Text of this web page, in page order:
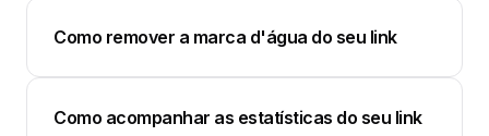
Como remover a marca d'água do seu link
Como acompanhar as estatísticas do seu link